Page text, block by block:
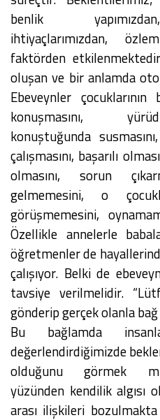
benlik
ihtiyaçlarımızdan,
faktörden
oluşan ve bir anlamda
Ebeveynler
konuşmasını,
konuştuğunda
çalışmasını, başarılı
olmasını, sorun
gelmemesini, o
görüşmemesini,
Özellikle annelerle
öğretmenler de
çalışıyor. Belki de
tavsiye verilmelidir.
gönderip gerçek olanla bağ
Bu bağlamda
değerlendirdiğimizde
olduğunu görmek
yüzünden kendilik algısı
arası ilişkileri